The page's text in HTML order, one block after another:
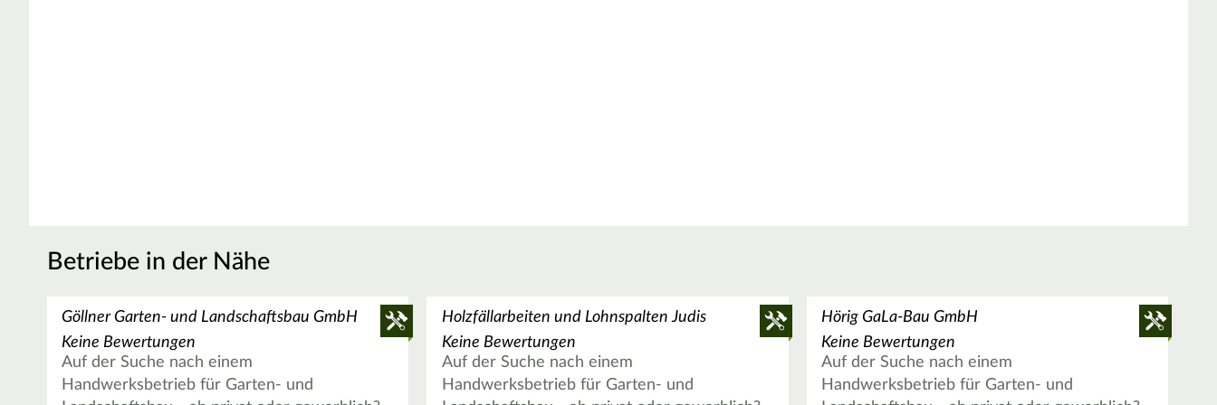
Betriebe in der Nähe
Göllner Garten- und Landschaftsbau GmbH
Keine Bewertungen
Auf der Suche nach einem
Handwerksbetrieb für Garten- und
Holzfällarbeiten und Lohnspalten Judis
Keine Bewertungen
Auf der Suche nach einem
Handwerksbetrieb für Garten- und
Hörig GaLa-Bau GmbH
Keine Bewertungen
Auf der Suche nach einem
Handwerksbetrieb für Garten- und